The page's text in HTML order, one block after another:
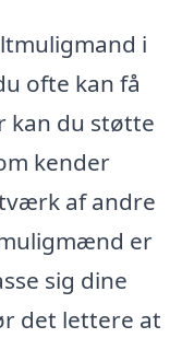
i
ofte kan få
kan du støtte
kender
af andre
er
sig dine
det lettere at